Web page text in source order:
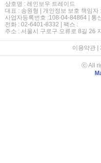
상호명 : 레인보우 트레이드
대표 : 송원형 | 개인정보 보호 책임자
사업자등록번호 :108-04-84864 | 통
전화 : 02-6401-8332 | 팩스 :
주소 : 서울시 구로구 오류로 8길 26
이용약관|
ⓒ All